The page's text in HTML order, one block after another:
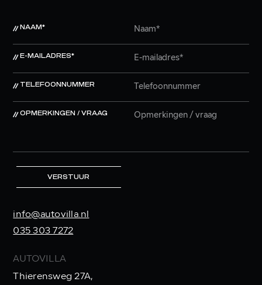
NAAM*
E-MAILADRES*
TELEFOONNUMMER
OPMERKINGEN / VRAAG
VERSTUUR
info@autovilla.nl
035 303 7272
AUTOVILLA
Thierensweg 27A,